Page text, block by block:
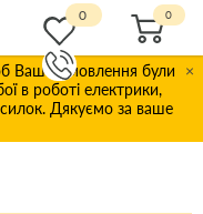
Ваші замовлення були
в роботі електрики,
Дякуємо за ваше
×
0